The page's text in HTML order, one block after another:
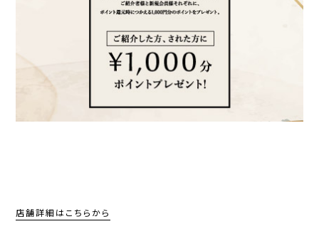
店舗詳細はこちらから